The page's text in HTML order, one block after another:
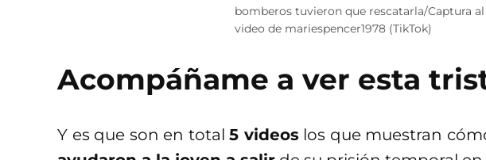
bomberos tuvieron que rescatarla/Captura al
video de mariespencer1978 (TikTok)
Acompáñame a ver esta
Y es que son en total5 videoslos que muestran